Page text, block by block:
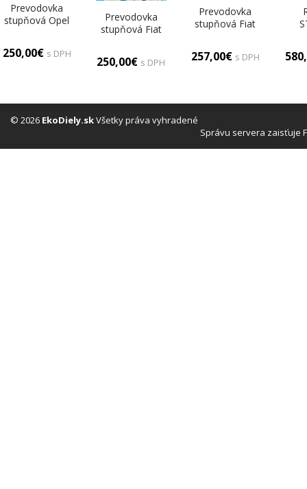
Prevodovka
stupňová Opel
250,00€ s DPH
Prevodovka
stupňová Fiat
250,00€ s DPH
Prevodovka
stupňová Fiat
257,00€ s DPH
© 2026 EkoDiely.skVšetky práva vyhradené
Správu servera zaisťuje